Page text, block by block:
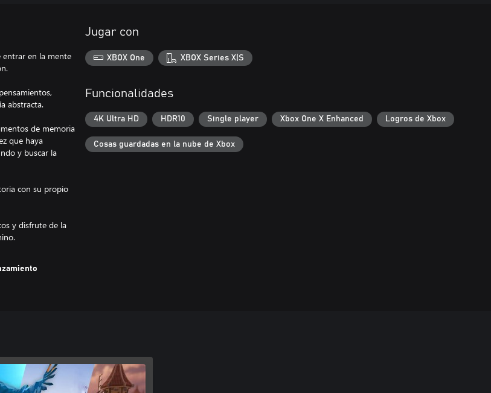
entrar en la mente
abstracta.
de memoria
que haya
y buscar la
con su propio
y disfrute de la
Jugar con
XBOX One XBOX Series X|S
Funcionalidades
4K Ultra HD HDR10 Single player Xbox One X Enhanced Logros de Xbox
Cosas guardadas en la nube de Xbox